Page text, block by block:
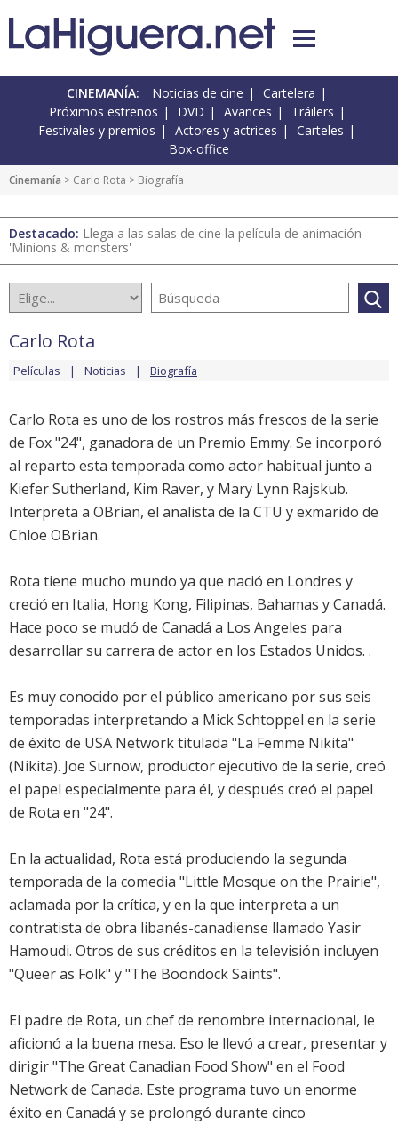
CINEMANÍA: Noticias de cine
Cartelera
Próximos estrenos
DVD Avances
Tráilers
Festivales y premios
Actores y actrices
Carteles
Box-office
Cinemanía > Carlo Rota > Biografía
Destacado: Llega a las salas de cine la película de animación
'Minions & monsters'
Carlo Rota
Películas Noticias Biografía
Carlo Rota es uno de los rostros más frescos de la serie
de Fox "24", ganadora de un Premio Emmy. Se incorporó
al reparto esta temporada como actor habitual junto a
Kiefer Sutherland, Kim Raver, y Mary Lynn Rajskub.
Interpreta a OBrian, el analista de la CTU y exmarido de
Chloe OBrian.
Rota tiene mucho mundo ya que nació en Londres y
creció en Italia, Hong Kong, Filipinas, Bahamas y Canadá.
Hace poco se mudó de Canadá a Los Angeles para
desarrollar su carrera de actor en los Estados Unidos. .
Es muy conocido por el público americano por sus seis
temporadas interpretando a Mick Schtoppel en la serie
de éxito de USA Network titulada "La Femme Nikita"
(Nikita). Joe Surnow, productor ejecutivo de la serie, creó
el papel especialmente para él, y después creó el papel
de Rota en "24".
En la actualidad, Rota está produciendo la segunda
temporada de la comedia "Little Mosque on the Prairie",
aclamada por la crítica, y en la que interpreta a un
contratista de obra libanés-canadiense llamado Yasir
Hamoudi. Otros de sus créditos en la televisión incluyen
"Queer as Folk" y "The Boondock Saints".
El padre de Rota, un chef de renombre internacional, le
aficionó a la buena mesa. Eso le llevó a crear, presentar y
dirigir "The Great Canadian Food Show" en el Food
Network de Canada. Este programa tuvo un enorme
éxito en Canadá y se prolongó durante cinco